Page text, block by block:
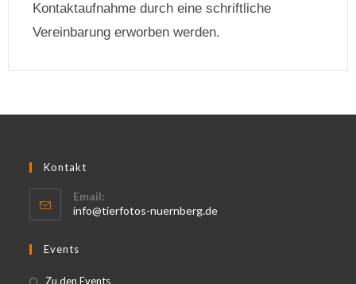
Kontaktaufnahme durch eine schriftliche
Vereinbarung erworben werden.
Kontakt
Email:
info@tierfotos-nuernberg.de
Events
Zu den Events